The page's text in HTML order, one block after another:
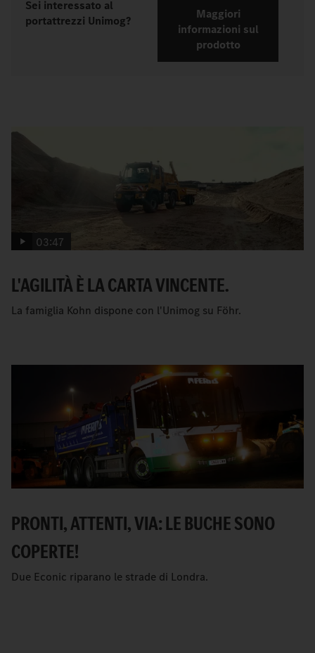
Sei interessato al
portattrezzi Unimog?
Maggiori
informazioni sul
prodotto
03:47
L'AGILITÀ È LA CARTA VINCENTE.
La famiglia Kohn dispone con l'Unimog su Föhr.
PRONTI, ATTENTI, VIA: LE BUCHE SONO
COPERTE!
Due Econic riparano le strade di Londra.